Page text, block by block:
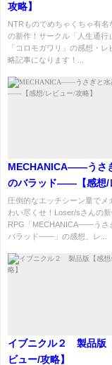
攻略】
NTRものでめちゃくちゃ有名
の新作！サークル「人生通行
「コロモガワリ」の感想・レ
略記事になります！...
MECHANICA――うさ
のバラッド――【感想/
攻略】
圧倒的なエッチシーン量でメ
わい尽くせ！Loser/sさんの
RPG「MECHANICA――うさ
バラッド――」の感想、レ...
イブニクル２ 製品版
ビュー/攻略】